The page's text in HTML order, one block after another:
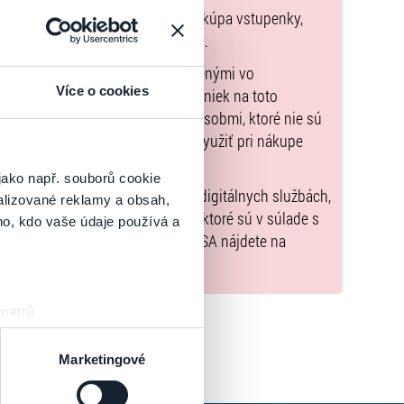
Více o cookies
např. souborů cookie
reklamy a obsah,
kdo vaše údaje používá a
prstu)
. Svůj souhlas
Marketingové
zmluvu, ktorej predmetom je kúpa vstupenky,
sú uvedené priamo v košíku.
uhradiť len spôsobmi uvedenými vo
že kúpne ceny vstupeniek na toto
GoOut, ani inými spôsobmi, ktoré nie sú
. Poukazy GoOut môžete využiť pri nákupe
EÚ 2022/2065 (Akt o digitálnych službách,
, iba výrobky alebo služby, ktoré sú v súlade s
informácie a kontakty podľa DSA nájdete na